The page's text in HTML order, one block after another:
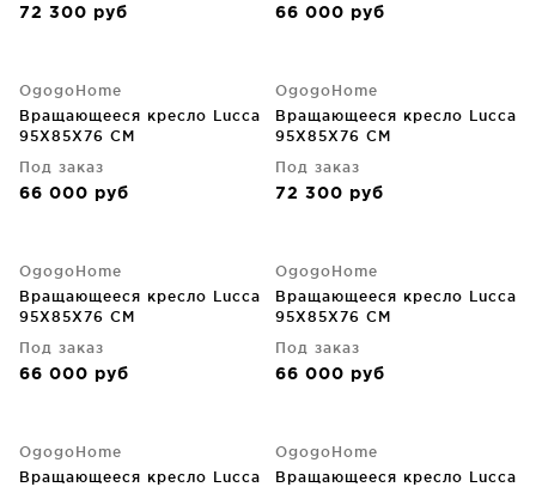
72 300 руб 66 000 руб
OgogoHome
Вращающееся кресло Lucca
95X85X76 CM
Под заказ
66 000 руб
OgogoHome
Вращающееся кресло Lucca
95X85X76 CM
Под заказ
72 300 руб
OgogoHome
Вращающееся кресло Lucca
95X85X76 CM
Под заказ
66 000 руб
OgogoHome
Вращающееся кресло Lucca
95X85X76 CM
Под заказ
66 000 руб
OgogoHome
Вращающееся кресло Lucca
OgogoHome
Вращающееся кресло Lucca